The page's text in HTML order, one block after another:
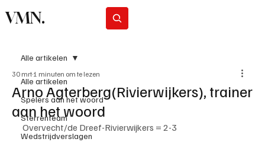
VMN.
Alle artikelen
Spelers aan het woord
Sterrenteam
Wedstrijdverslagen
Alle artikelen
Arno Agterberg(Rivierwijkers), trainer
aan het woord
30 mrt 1 minuten om te lezen
Overvecht/de Dreef-Rivierwijkers = 2-3